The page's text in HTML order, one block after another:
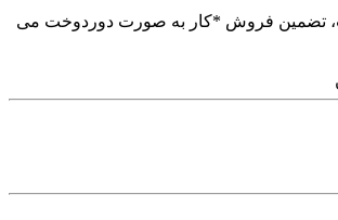
تضمین فروش *کار به صورت دوردوخت می